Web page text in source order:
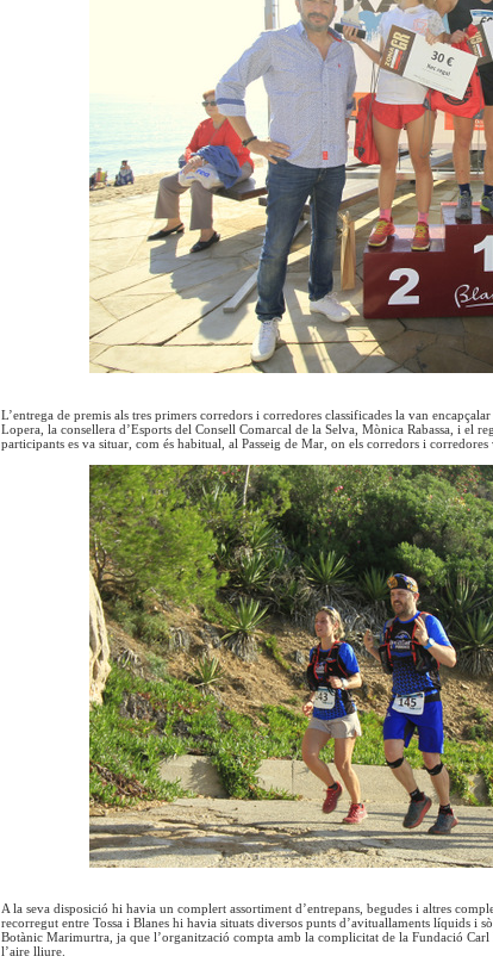
L’entrega de premis als tres primers corredors i corredores classificades la van
Lopera, la consellera d’Esports del Consell Comarcal de la Selva, Mònica Rabassa, i el
participants es va situar, com és habitual, al Passeig de Mar, on els corredors i
A la seva disposició hi havia un complert assortiment d’entrepans, begudes i altres
recorregut entre Tossa i Blanes hi havia situats diversos punts d’avituallaments líquids i
Botànic Marimurtra, ja que l’organització compta amb la complicitat de la Fundació
l’aire lliure.